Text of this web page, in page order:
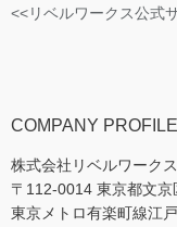
<<リベルワークス公式
COMPANY PROFILE
株式会社リベルワークス
〒112-0014 東京都文
東京メトロ有楽町線江